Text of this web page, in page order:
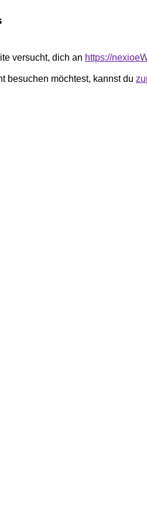
versucht, dich an https://
besuchen möchtest, kannst du